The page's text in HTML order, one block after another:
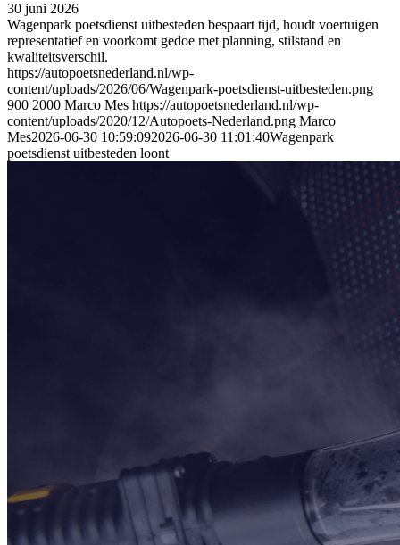
30 juni 2026
Wagenpark poetsdienst uitbesteden bespaart tijd, houdt voertuigen
representatief en voorkomt gedoe met planning, stilstand en
kwaliteitsverschil.
https://autopoetsnederland.nl/wp-
content/uploads/2026/06/Wagenpark-poetsdienst-uitbesteden.png
900 2000 Marco Mes https://autopoetsnederland.nl/wp-
content/uploads/2020/12/Autopoets-Nederland.png Marco
Mes2026-06-30 10:59:092026-06-30 11:01:40Wagenpark
poetsdienst uitbesteden loont